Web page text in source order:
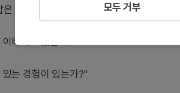
생각보다 빠르게 판단합니다.
해하고 있는가?"
는 경험이 있는가?"
모두 거부